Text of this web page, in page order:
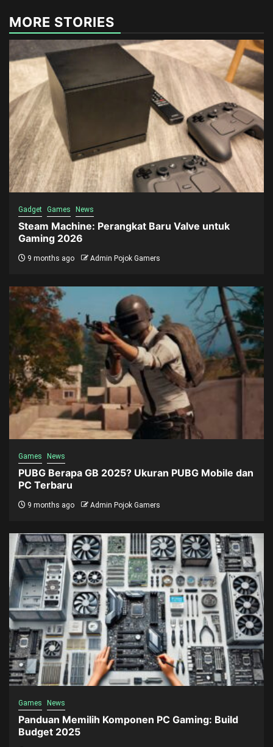
MORE STORIES
Gadget Games News
Steam Machine: Perangkat Baru Valve untuk
Gaming 2026
9 months ago Admin Pojok Gamers
Games News
PUBG Berapa GB 2025? Ukuran PUBG Mobile dan
PC Terbaru
9 months ago Admin Pojok Gamers
Games News
Panduan Memilih Komponen PC Gaming: Build
Budget 2025